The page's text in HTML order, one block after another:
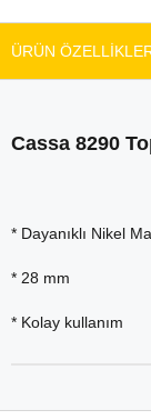
ÜRÜN
Cassa 8290
* Dayanıklı Nikel
* 28 mm
* Kolay kullanım